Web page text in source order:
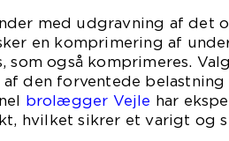
med udgravning af det
en komprimering af
som også komprimeres.
den forventede belastning
brolægger Vejle har
hvilket sikrer et varigt og